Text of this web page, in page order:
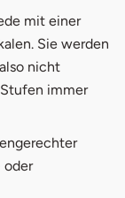
mit einer
Sie werden
nicht
immer
oder